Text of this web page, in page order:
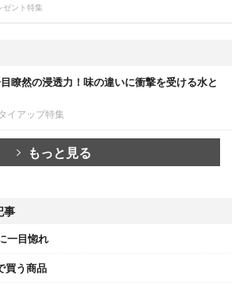
ゼント特集
瞭然の浸透力！味の違いに衝撃を受ける水と
イアップ特集
もっと見る
事
一目惚れ
買う商品